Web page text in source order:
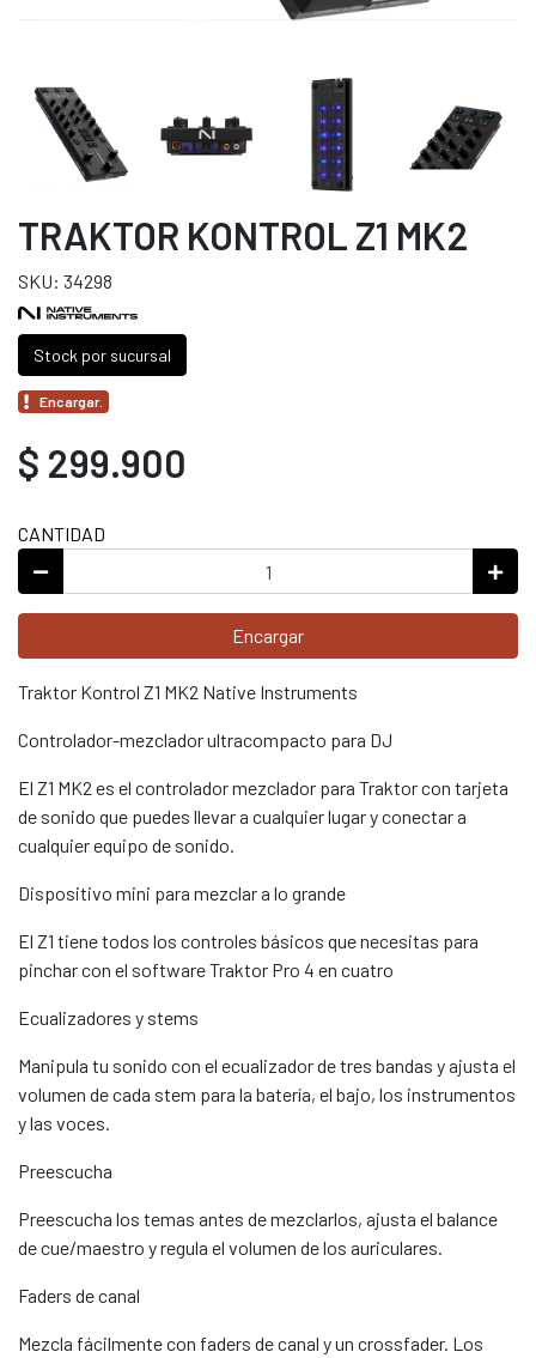
TRAKTOR KONTROL Z1 MK2
SKU: 34298
Stock por sucursal
Encargar.
$ 299.900
CANTIDAD
Encargar
Traktor Kontrol Z1 MK2 Native Instruments
Controlador-mezclador ultracompacto para DJ
El Z1 MK2 es el controlador mezclador para Traktor con tarjeta
de sonido que puedes llevar a cualquier lugar y conectar a
cualquier equipo de sonido.
Dispositivo mini para mezclar a lo grande
El Z1 tiene todos los controles básicos que necesitas para
pinchar con el software Traktor Pro 4 en cuatro
Ecualizadores y stems
Manipula tu sonido con el ecualizador de tres bandas y ajusta el
volumen de cada stem para la batería, el bajo, los instrumentos
y las voces.
Preescucha
Preescucha los temas antes de mezclarlos, ajusta el balance
de cue/maestro y regula el volumen de los auriculares.
Faders de canal
Mezcla fácilmente con faders de canal y un crossfader. Los